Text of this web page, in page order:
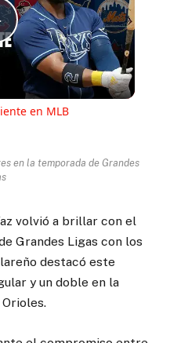
en MLB
en la temporada de Grandes
volvió a brillar con el
Grandes Ligas con los
destacó este
y un doble en la